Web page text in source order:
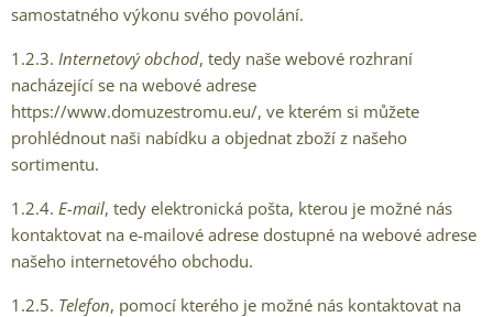
samostatného výkonu svého povolání.
1.2.3. Internetový obchod, tedy naše webové rozhraní
nacházející se na webové adrese
https://www.domuzestromu.eu/, ve kterém si můžete
prohlédnout naši nabídku a objednat zboží z našeho
sortimentu.
1.2.4. E-mail, tedy elektronická pošta, kterou je možné nás
kontaktovat na e-mailové adrese dostupné na webové adrese
našeho internetového obchodu.
1.2.5. Telefon, pomocí kterého je možné nás kontaktovat na